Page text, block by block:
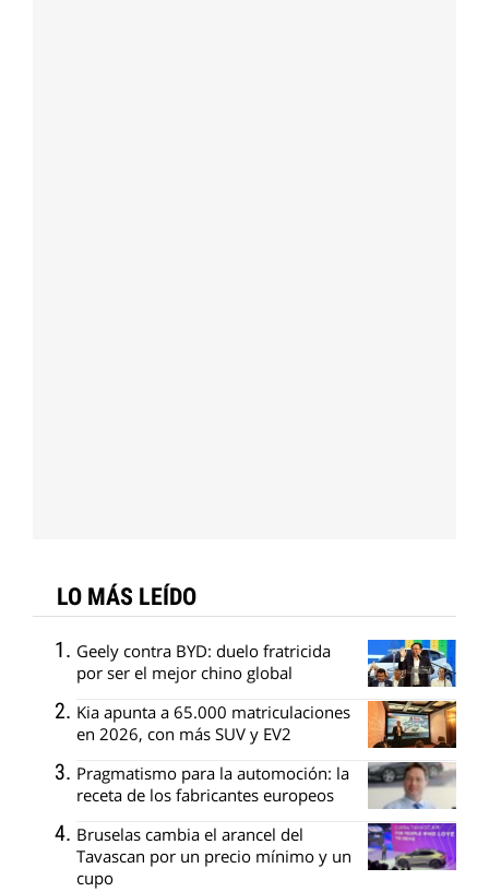
LO MÁS LEÍDO
Geely contra BYD: duelo fratricida
por ser el mejor chino global
Kia apunta a 65.000 matriculaciones
en 2026, con más SUV y EV2
Pragmatismo para la automoción: la
receta de los fabricantes europeos
Bruselas cambia el arancel del
Tavascan por un precio mínimo y un
cupo